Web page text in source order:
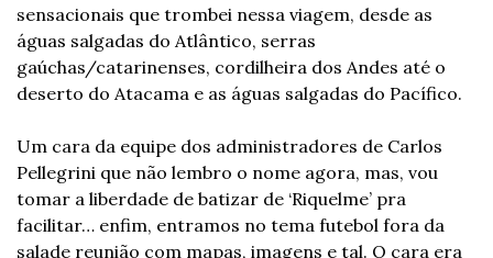
sensacionais que trombei nessa viagem, desde as
águas salgadas do Atlântico, serras
gaúchas/catarinenses, cordilheira dos Andes até o
deserto do Atacama e as águas salgadas do Pacífico.
Um cara da equipe dos administradores de Carlos
Pellegrini que não lembro o nome agora, mas, vou
tomar a liberdade de batizar de ‘Riquelme’ pra
facilitar… enfim, entramos no tema futebol fora da
salade reunião com mapas, imagens e tal. O cara era